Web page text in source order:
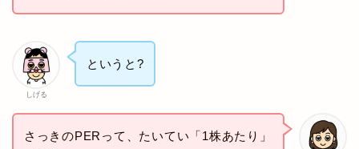
しげる
というと?
さっきのPERって、たいてい「1株あたり」